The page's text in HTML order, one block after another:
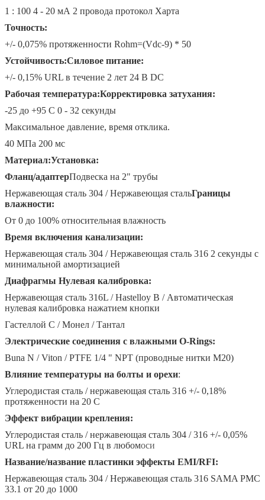
1 : 100 4 - 20 мА 2 провода протокол Харта
Точность:
+/- 0,075% протяженности Rohm=(Vdc-9) * 50
Устойчивость:Силовое питание:
+/- 0,15% URL в течение 2 лет 24 В DC
Рабочая температура:Корректировка затухания:
-25 до +95 C 0 - 32 секунды
Максимальное давление, время отклика.
40 МПа 200 мс
Материал:Установка:
Фланц/адаптерПодвеска на 2" трубы
Нержавеющая сталь 304 / Нержавеющая стальГраницы
влажности:
От 0 до 100% относительная влажность
Время включения канализации:
Нержавеющая сталь 304 / Нержавеющая сталь 316 2 секунды с
минимальной амортизацией
Диафрагмы Нулевая калибровка:
Нержавеющая сталь 316L / Hastelloy B / Автоматическая
нулевая калибровка нажатием кнопки
Гастеллой С / Монел / Тантал
Электрические соединения с влажными O-Rings:
Buna N / Viton / PTFE 1/4 " NPT (проводные нитки M20)
Влияние температуры на болты и орехи:
Углеродистая сталь / нержавеющая сталь 316 +/- 0,18%
протяженности на 20 C
Эффект вибрации крепления:
Углеродистая сталь / нержавеющая сталь 304 / 316 +/- 0,05%
URL на грамм до 200 Гц в любомоси
Название/название пластинки эффекты EMI/RFI:
Нержавеющая сталь 304 / Нержавеющая сталь 316 SAMA PMC
33.1 от 20 до 1000